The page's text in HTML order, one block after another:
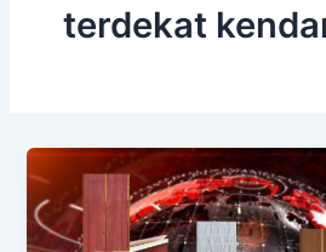
terdekat